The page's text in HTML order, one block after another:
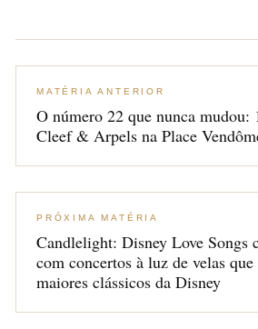
MATÉRIA ANTERIOR
O número 22 que nunca mudou:
Cleef & Arpels na Place
PRÓXIMA MATÉRIA
Candlelight: Disney Love Songs
com concertos à luz de velas
maiores clássicos da Disney